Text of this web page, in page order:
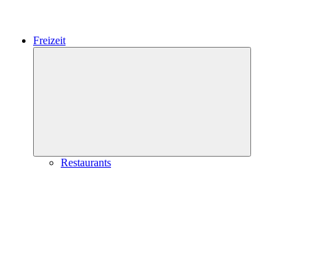
Freizeit
Restaurants